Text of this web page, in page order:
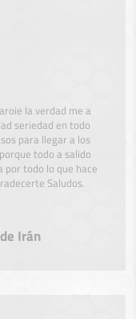
la verdad me a
seriedad en todo
para llegar a los
todo a salido
por todo lo que hace
Saludos.
Irán